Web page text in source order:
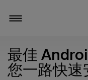
最佳
您一路快速